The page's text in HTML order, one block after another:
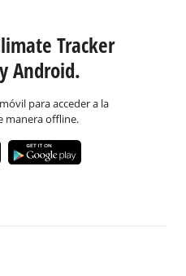
Tracker
Android.
para acceder a la
manera offline.